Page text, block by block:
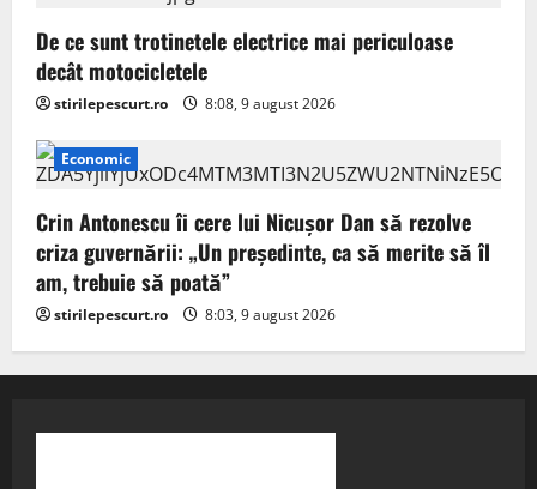
De ce sunt trotinetele electrice mai periculoase
decât motocicletele
stirilepescurt.ro 8:08, 9 august 2026
Economic
Crin Antonescu îi cere lui Nicușor Dan să rezolve
criza guvernării: „Un președinte, ca să merite să îl
am, trebuie să poată”
stirilepescurt.ro 8:03, 9 august 2026